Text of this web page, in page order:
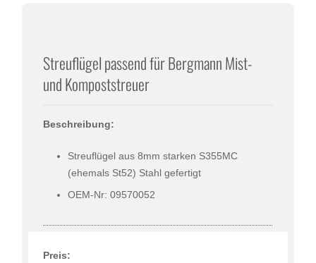
Streuflügel passend für Bergmann Mist-
und Kompoststreuer
Beschreibung:
Streuflügel aus 8mm starken S355MC
(ehemals St52) Stahl gefertigt
OEM-Nr: 09570052
Preis: